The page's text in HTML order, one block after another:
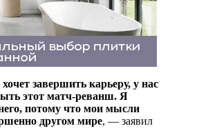
завершить карьеру, у нас
этот матч-реванш. Я
потому что мои мысли
другом мире, — заявил